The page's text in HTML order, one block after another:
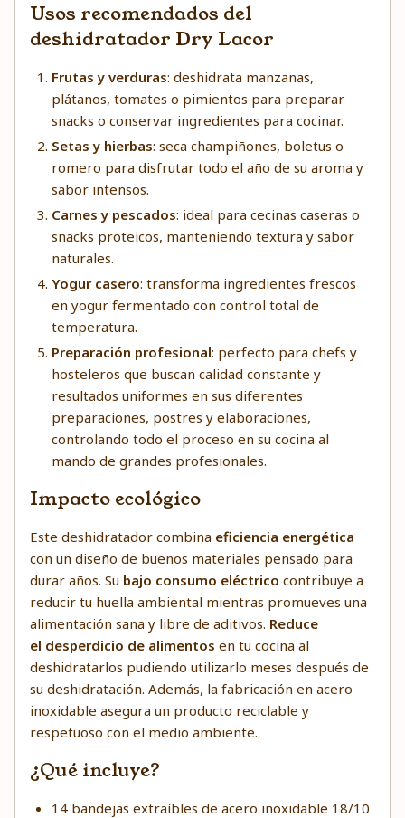
Usos recomendados del
deshidratador Dry Lacor
Frutas y verduras: deshidrata manzanas,
plátanos, tomates o pimientos para preparar
snacks o conservar ingredientes para cocinar.
Setas y hierbas: seca champiñones, boletus o
romero para disfrutar todo el año de su aroma y
sabor intensos.
Carnes y pescados: ideal para cecinas caseras o
snacks proteicos, manteniendo textura y sabor
naturales.
Yogur casero: transforma ingredientes frescos
en yogur fermentado con control total de
temperatura.
Preparación profesional: perfecto para chefs y
hosteleros que buscan calidad constante y
resultados uniformes en sus diferentes
preparaciones, postres y elaboraciones,
controlando todo el proceso en su cocina al
mando de grandes profesionales.
Impacto ecológico
Este deshidratador combina eficiencia energética
con un diseño de buenos materiales pensado para
durar años. Su bajo consumo eléctrico contribuye a
reducir tu huella ambiental mientras promueves una
alimentación sana y libre de aditivos. Reduce
el desperdicio de alimentos en tu cocina al
deshidratarlos pudiendo utilizarlo meses después de
su deshidratación. Además, la fabricación en acero
inoxidable asegura un producto reciclable y
respetuoso con el medio ambiente.
¿Qué incluye?
14 bandejas extraíbles de acero inoxidable 18/10